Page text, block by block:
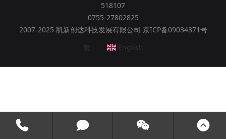
518107
0755-27802825
2007-2025 凯新创达科技发展有限公司 京ICP备09034371号
繁
English